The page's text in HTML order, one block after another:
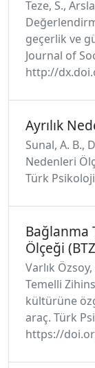
Teze, S.,
geçerlik ve
Journal of
http://
Ayrılık
Sunal, A. B.,
Nedenleri
Türk Psikoloji
Bağlanma
Ölçeği
Varlık
Temelli
kültürüne
araç. Türk
https://